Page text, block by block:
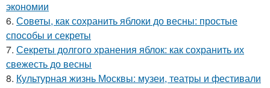
экономии
6. Советы, как сохранить яблоки до весны: простые
способы и секреты
7. Секреты долгого хранения яблок: как сохранить их
свежесть до весны
8. Культурная жизнь Москвы: музеи, театры и фестивали